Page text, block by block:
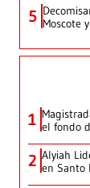
5 Moscote
1 el fondo
2 Alyiah
en Santo